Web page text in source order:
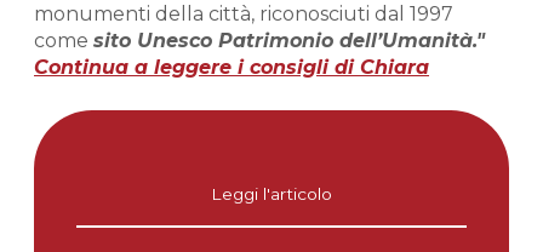
monumenti della città, riconosciuti dal 1997
come sito Unesco Patrimonio dell’Umanità."
Continua a leggere i consigli di Chiara
Leggi l'articolo